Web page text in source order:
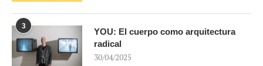
3
YOU: El cuerpo como arquitectura
radical
30/04/2025